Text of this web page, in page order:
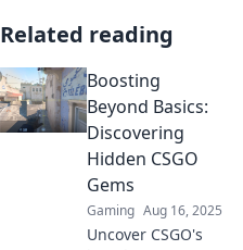
Related reading
Boosting
Beyond Basics:
Discovering
Hidden CSGO
Gems
Gaming Aug 16, 2025
Uncover CSGO's